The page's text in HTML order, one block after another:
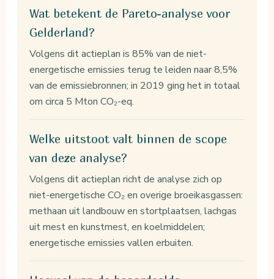
Wat betekent de Pareto-analyse voor
Gelderland?
Volgens dit actieplan is 85% van de niet-
energetische emissies terug te leiden naar 8,5%
van de emissiebronnen; in 2019 ging het in totaal
om circa 5 Mton CO₂-eq.
Welke uitstoot valt binnen de scope
van deze analyse?
Volgens dit actieplan richt de analyse zich op
niet-energetische CO₂ en overige broeikasgassen:
methaan uit landbouw en stortplaatsen, lachgas
uit mest en kunstmest, en koelmiddelen;
energetische emissies vallen erbuiten.